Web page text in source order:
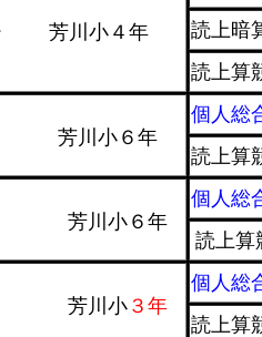
芳川小４年
読上暗
読上算
芳川小６年
個人総
読上算
芳川小６年
個人総
読上算
芳川小３年
個人総
読上算